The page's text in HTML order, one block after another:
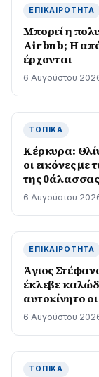
ΕΠΙΚΑΙΡΌΤΗΤΑ
Μπορεί η
Airbnb; Η
έρχονται
6 Αυγούστου
ΤΟΠΙΚΆ
Κέρκυρα:
οι εικόνες
της θάλασσας
6 Αυγούστου
ΕΠΙΚΑΙΡΌΤΗΤΑ
Άγιος
έκλεβε
αυτοκίνητο
6 Αυγούστου
ΤΟΠΙΚΆ